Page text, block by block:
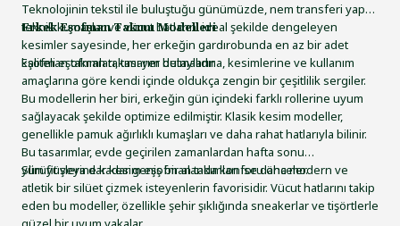
Teknolojinin tekstil ile buluştuğu günümüzde, nem transferi yapan
teknik kumaşlar ve vücut hatlarını ideal şekilde dengeleyen
kesimler sayesinde, her erkeğin gardırobunda en az bir adet
kaliteli eşofman takımı yer bulmalıdır.
Erkek Eşofman Takımı Modelleri
Eşofman takımları, tasarım detaylarına, kesimlerine ve kullanım
amaçlarına göre kendi içinde oldukça zengin bir çeşitlilik sergiler.
Bu modellerin her biri, erkeğin gün içindeki farklı rollerine uyum
sağlayacak şekilde optimize edilmiştir. Klasik kesim modeller,
genellikle pamuk ağırlıklı kumaşları ve daha rahat hatlarıyla bilinir.
Bu tasarımlar, evde geçirilen zamanlardan hafta sonu
yürüyüşlerine kadar geniş bir alanda konforu önceler.
Slim fit veya dar kesim eşofman takımları ise daha modern ve
atletik bir silüet çizmek isteyenlerin favorisidir. Vücut hatlarını takip
eden bu modeller, özellikle şehir şıklığında sneakerlar ve tişörtlerle